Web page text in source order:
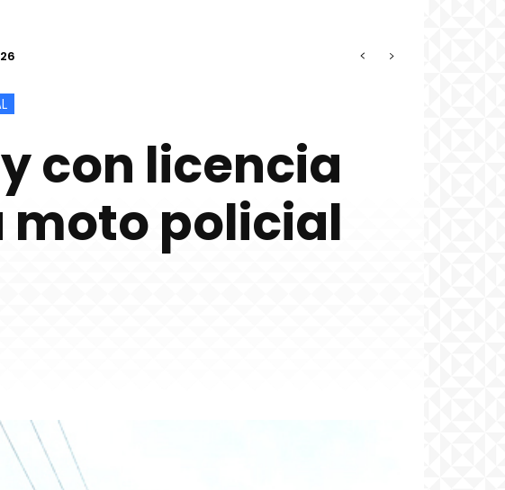
organizada por la Corte de Loreto
con licencia
policial